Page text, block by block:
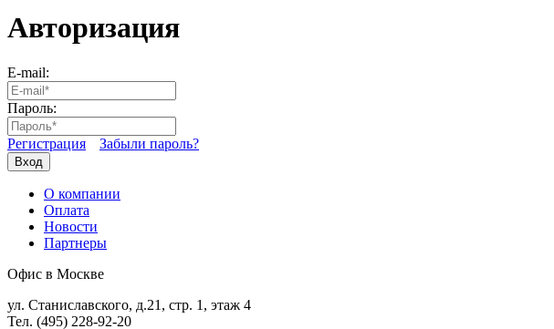
Авторизация
E-mail:
Пароль:
Регистрация Забыли пароль?
Вход
О компании
Оплата
Новости
Партнеры
Офис в Москве
ул. Станиславского, д.21, стр. 1, этаж 4
Тел. (495) 228-92-20